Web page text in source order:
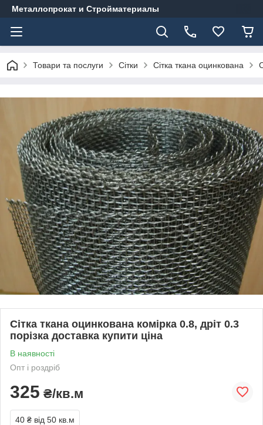
Металлопрокат и Стройматериалы
Товари та послуги Сітки Сітка ткана оцинкована
Сітка ткана оцинкована комірка 0.8, дріт 0.3
порізка доставка купити ціна
В наявності
Опт і роздріб
325 ₴/кв.м
40 ₴ від 50 кв.м